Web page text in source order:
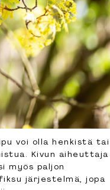
voi olla henkistä tai
Kivun aiheuttaja
myös paljon
järjestelmä, jopa